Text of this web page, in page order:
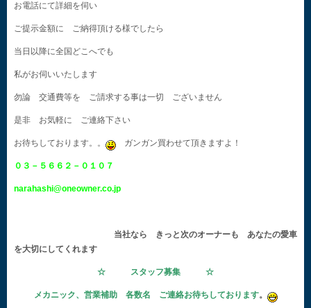
お電話にて詳細を伺い
ご提示金額に ご納得頂ける様でしたら
当日以降に全国どこへでも
私がお伺いいたします
勿論 交通費等を ご請求する事は一切 ございません
是非 お気軽に ご連絡下さい
お待ちしております。。 ガンガン買わせて頂きますよ！
０３－５６６２－０１０７
narahashi@oneowner.co.jp
当社なら きっと次のオーナーも あなたの愛車
を大切にしてくれます
☆ スタッフ募集 ☆
メカニック、営業補助 各数名 ご連絡お待ちしております。